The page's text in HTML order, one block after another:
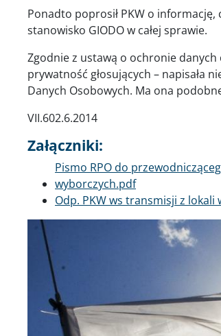
Ponadto poprosił PKW o
stanowisko GIODO w całej sprawie.
Zgodnie z ustawą o ochronie
prywatność głosujących – napisała
Danych Osobowych. Ma ona
VII.602.6.2014
Załączniki:
Dokument
Pismo RPO do
wyborczych.pdf
Dokument
Odp. PKW ws transmisji z